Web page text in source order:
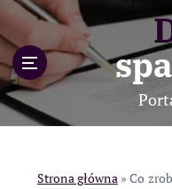
p
o
c
Strona główna»Co